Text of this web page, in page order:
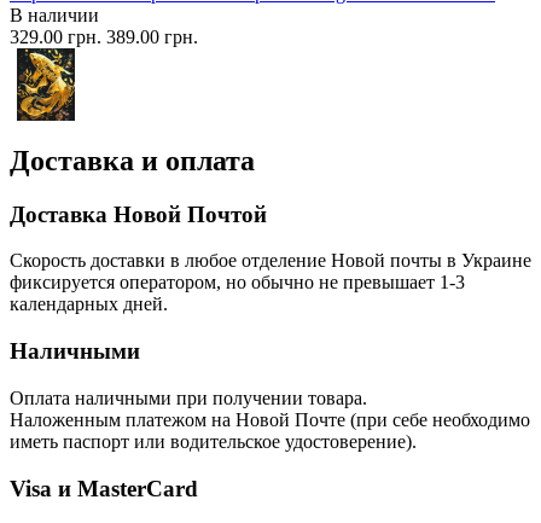
В наличии
329.00 грн. 389.00 грн.
Доставка и оплата
Доставка Новой Почтой
Скорость доставки в любое отделение Новой почты в Украине
фиксируется оператором, но обычно не превышает 1-3
календарных дней.
Наличными
Оплата наличными при получении товара.
Наложенным платежом на Новой Почте (при себе необходимо
иметь паспорт или водительское удостоверение).
Visa и MasterCard